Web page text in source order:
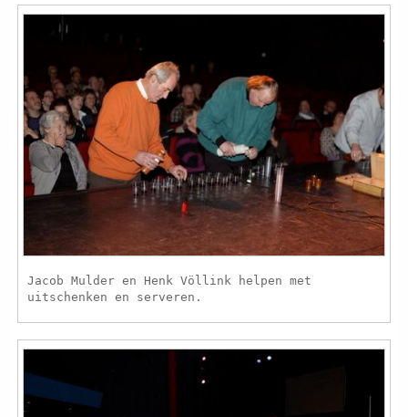
Jacob Mulder en Henk Völlink helpen met
uitschenken en serveren.